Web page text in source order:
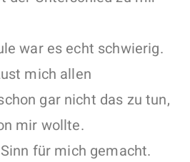
war es echt schwierig.
mich allen
gar nicht das zu tun,
mir wollte.
für mich gemacht.